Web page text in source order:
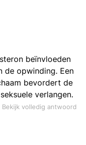
beïnvloeden
de opwinding. Een
bevordert de
verlangen.
Bekijk volledig antwoord